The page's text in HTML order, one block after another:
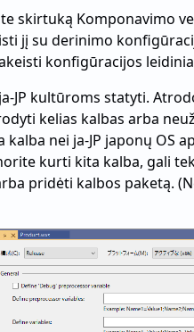
skirtuką Komponavimo
jį su derinimo
konfigūracijos
JP kultūroms statyti.
kelias kalbas arba
kalba nei ja-JP japonų OS
kurti kita kalba, gali
pridėti kalbos paketą.